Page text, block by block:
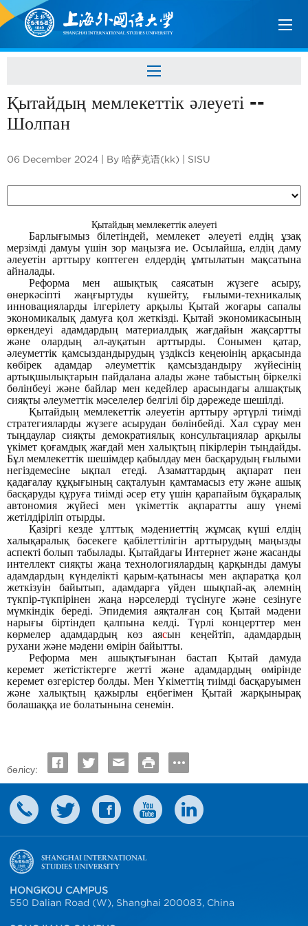
Қытайдың мемлекеттік әлеуеті --
Шолпан
06 December 2024 | By 哈萨克语(kk) | SISU
Қытайдың мемлекеттік әлеуеті
Барлығымыз білетіндей, мемлекет әлеуеті елдің ұзақ
мерзімді дамуы үшін зор маңызға ие. Осылайша, елдің даму
әлеуетін арттыру көптеген елдердің ұмтылатын мақсатына
айналады.
Реформа мен ашықтық саясатын жүзеге асыру,
өнеркәсіпті жаңғыртуды күшейту, ғылыми-техникалық
инновацияларды ілгерілету арқылы Қытай жоғары сапалы
экономикалық дамуға қол жеткізді. Қытай экономикасының
өркендеуі адамдардың материалдық жағдайын жақсартты
және олардың әл-ауқатын арттырды. Сонымен қатар,
әлеуметтік қамсыздандырудың үздіксіз кеңеюінің арқасында
көбірек адамдар әлеуметтік қамсыздандыру жүйесінің
артықшылықтарын пайдалана алады және табыстың біркелкі
бөлінбеуі және байлар мен кедейлер арасындағы алшақтық
сияқты әлеуметтік мәселелер белгілі бір дәрежеде шешілді.
Қытайдың мемлекеттік әлеуетін арттыру әртүрлі тиімді
стратегияларды жүзеге асырудан бөлінбейді. Хал сұраумен
тыңдаулар сияқты демократиялық консультациялар арқылы
үкімет қоғамдық жағдай мен халықтың пікірлерін тыңдайды.
Бұл мемлекеттік шешімдер қабылдау мен басқарудың ғылыми
негіздемесіне ықпал етеді. Азаматтардың ақпарат пен
қадағалау құқығының сақталуын қамтамасыз ету және ашық
басқаруды құруға тиімді әсер ету үшін қарапайым бұқаралық
автономия жүйесі мен үкіметтік ақпаратты ашу үнемі
жетілдіріліп отырды.
Қазіргі кезде ұлттық мәдениеттің жұмсақ күші елдің
халықаралық бәсекеге қабілеттілігін арттырудың маңызды
аспекті болып табылады. Қытайдағы Интернет және жасанды
интеллект сияқты жаңа технологиялардың қарқынды дамуы
адамдардың күнделікті қарым-қатынасы мен ақпаратқа қол
жеткізуін байытып, адамдарға үйден шықпай-ақ әлемнің
түкпір-түкпірінен жаңа нәрселерді түсінуге және сезінуге
мүмкіндік береді. Эпидемия аяқталған соң Қытай мәдени
нарығы біртіндеп қалпына келді. Түрлі концерттер мен
көрмелер адамдардың көз аясын кеңейтіп, адамдардың
рухани және мәдени өмірін байытты.
Реформа мен ашықтығынан бастап Қытай дамуда
керемет жетістіктерге жетті және адамдардың өмірінде
керемет өзгерістер болды. Мен Үкіметтің тиімді басқаруымен
және халықтың қажырлы еңбегімен Қытай жарқынырақ
болашаққа ие болатынына сенемін.
бөлісу:
HONGKOU CAMPUS
550 Dalian Road (W), Shanghai 200083, China